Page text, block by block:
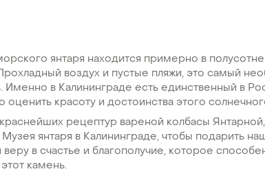
янтаря находится примерно в полусотне
воздух и пустые пляжи, это самый
Именно в Калининграде есть единственный в
красоту и достоинства этого
рецептур вареной колбасы Янтарной,
янтаря в Калининграде, чтобы подарить
в счастье и благополучие, которое
камень.